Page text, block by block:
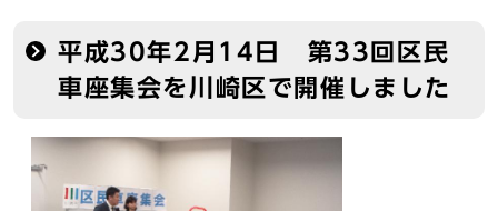
平成30年2月14日 第33回区民
車座集会を川崎区で開催しました